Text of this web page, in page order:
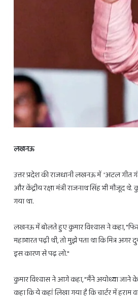
लखनऊ
उत्तर प्रदेश की राजधानी लखनऊ में 'अटल गीत
और केंद्रीय रक्षा मंत्री राजनाथ सिंह भी
गया था.
लखनऊ में बोलते हुए कुमार विश्वास ने कहा,
महाभारत पढ़ी थी, तो मुझे पता था कि मित्र
इस कारण से पढ़ लो."
कुमार विश्वास ने आगे कहा, "मैंने अयोध्या जाने
कहा कि ये कहां लिखा गया है कि चार्टर में हराम
से
3
होगा
लाभ
ही
February 27, 2025